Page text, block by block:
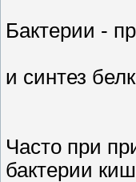
Бактерии -
и синтез
Часто при
бактерии